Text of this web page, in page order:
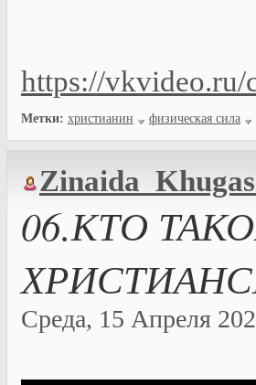
https://vkvideo.ru/
Метки: христианин физическая сила
06.КТО
Среда, 15 Апреля